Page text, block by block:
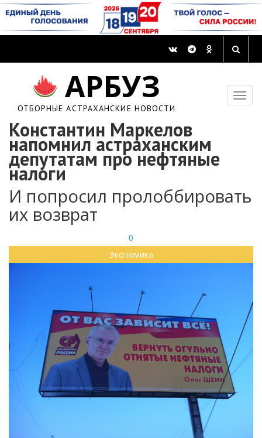
АРБУЗ
ОТБОРНЫЕ АСТРАХАНСКИЕ НОВОСТИ
Константин Маркелов
напомнил астраханским
депутатам про нефтяные
налоги
И попросил пролоббировать
их возврат
0
Экономика